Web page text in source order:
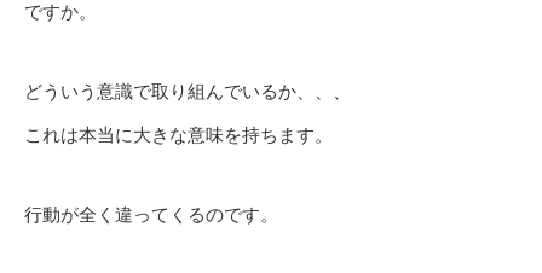
ですか。
どういう意識で取り組んでいるか、、、
これは本当に大きな意味を持ちます。
行動が全く違ってくるのです。